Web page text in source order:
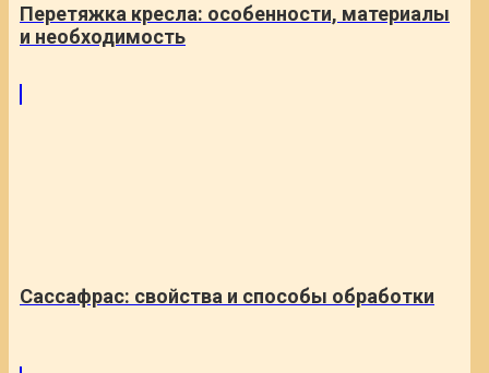
Перетяжка кресла: особенности, материалы
и необходимость
Сассафрас: свойства и способы обработки